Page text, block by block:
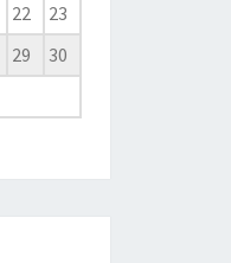
22
23
29
30